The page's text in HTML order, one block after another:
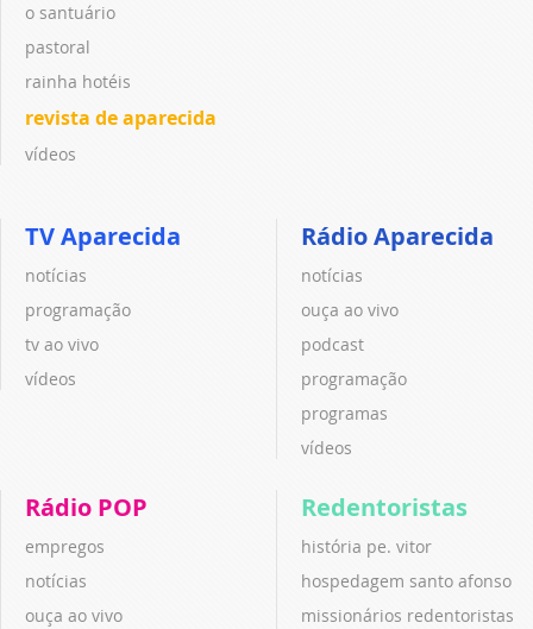
o santuário
pastoral
rainha hotéis
revista de aparecida
vídeos
TV Aparecida
notícias
programação
tv ao vivo
vídeos
Rádio Aparecida
notícias
ouça ao vivo
podcast
programação
programas
vídeos
Rádio POP
empregos
notícias
ouça ao vivo
Redentoristas
história pe. vitor
hospedagem santo afonso
missionários redentoristas